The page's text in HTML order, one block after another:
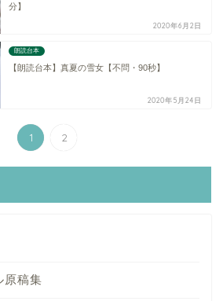
分】
2020年6月2日
朗読台本
【朗読台本】真夏の雪女【不問・90秒】
2020年5月24日
1 2
原稿集